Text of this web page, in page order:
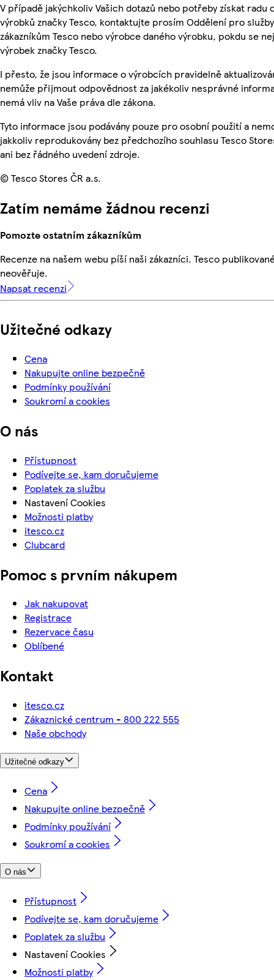
V případě jakýchkoliv Vašich dotazů nebo potřeby získat radu
výrobků značky Tesco, kontaktujte prosím Oddělení pro služby
zákazníkům Tesco nebo výrobce daného výrobku, pokdu se
výrobek značky Tesco.
I přesto, že jsou informace o výrobcích pravidelně
nemůže přijmout odpovědnost za jakékoliv nesprávné
nemá vliv na Vaše práva dle zákona.
Tyto informace jsou podávány pouze pro osobní použití a
jakkoliv reprodukovány bez předchozího souhlasu Tesco
ani bez řádného uvedení zdroje.
© Tesco Stores ČR a.s.
Zatím nemáme žádnou recenzi
Pomozte ostatním zákazníkům
Recenze na našem webu píší naši zákazníci. Tesco
neověřuje.
Napsat recenzi
Užitečné odkazy
Cena
Nakupujte online bezpečně
Podmínky používání
Soukromí a cookies
O nás
Přístupnost
Podívejte se, kam doručujeme
Poplatek za službu
Nastavení Cookies
Možnosti platby
itesco.cz
Clubcard
Pomoc s prvním nákupem
Jak nakupovat
Registrace
Rezervace času
Oblíbené
Kontakt
itesco.cz
Zákaznické centrum - 800 222 555
Naše obchody
Užitečné odkazy
Cena
Nakupujte online bezpečně
Podmínky používání
Soukromí a cookies
O nás
Přístupnost
Podívejte se, kam doručujeme
Poplatek za službu
Nastavení Cookies
Možnosti platby